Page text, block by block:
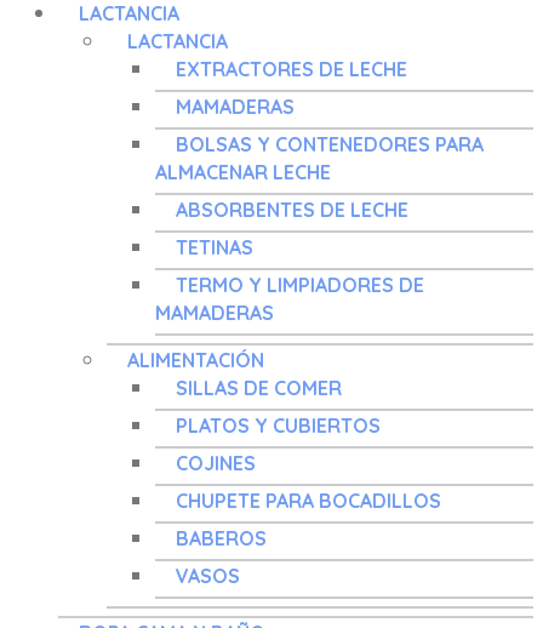
LACTANCIA
LACTANCIA
EXTRACTORES DE LECHE
MAMADERAS
BOLSAS Y CONTENEDORES PARA
ALMACENAR LECHE
ABSORBENTES DE LECHE
TETINAS
TERMO Y LIMPIADORES DE
MAMADERAS
ALIMENTACIÓN
SILLAS DE COMER
PLATOS Y CUBIERTOS
COJINES
CHUPETE PARA BOCADILLOS
BABEROS
VASOS